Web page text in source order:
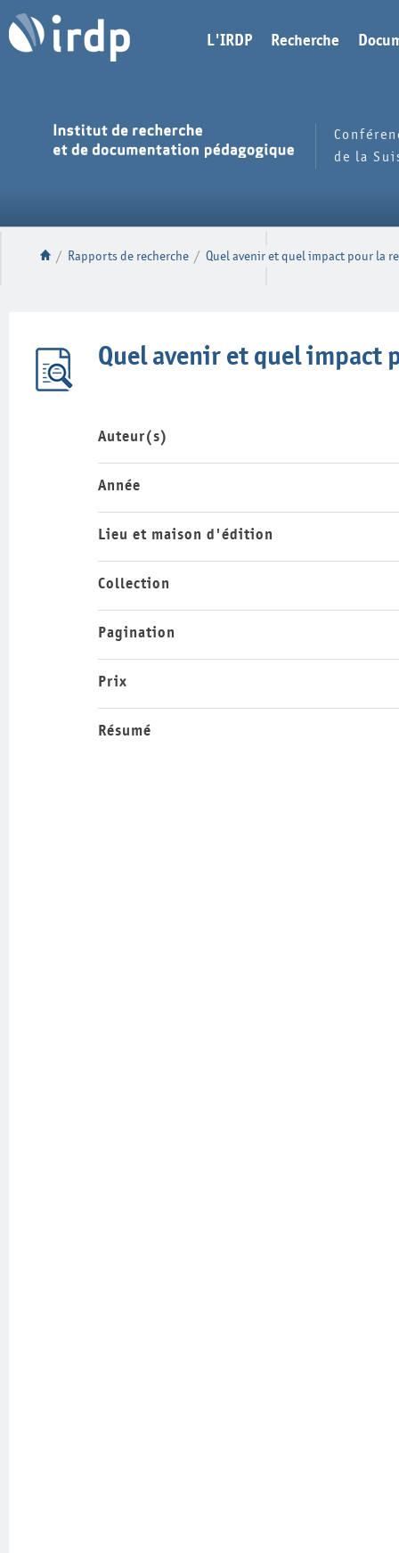
L'IRDP Recherche
de la
/ Rapports de recherche / Quel avenir et quel impact pour la
Quel avenir et quel impact
Auteur(s)
Année
Lieu et maison d'édition
Collection
Pagination
Prix
Résumé